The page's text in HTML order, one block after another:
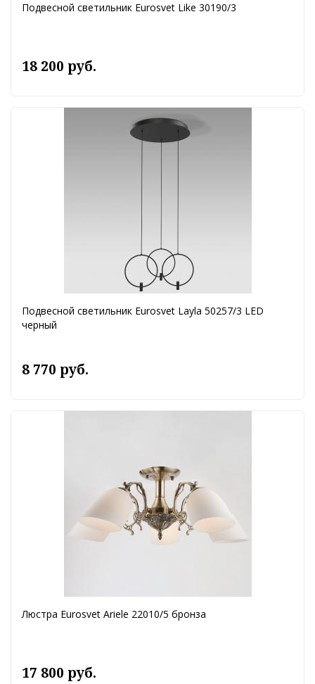
Подвесной светильник Eurosvet Like 30190/3
18 200 руб.
Подвесной светильник Eurosvet Layla 50257/3 LED
черный
8 770 руб.
Люстра Eurosvet Ariele 22010/5 бронза
17 800 руб.